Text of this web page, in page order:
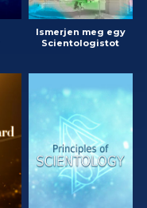
Ismerjen meg egy
Scientologistot